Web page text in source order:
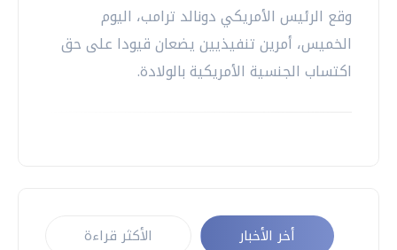
وقع الرئيس الأمريكي دونالد ترامب، اليوم
الخميس، أمرين تنفيذيين يضعان قيودا على حق
اكتساب الجنسية الأمريكية بالولادة.
أخر الأخبار الأكثر قراءة